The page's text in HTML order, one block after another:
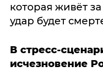
которая живёт
удар будет
В стресс-
исчезновение